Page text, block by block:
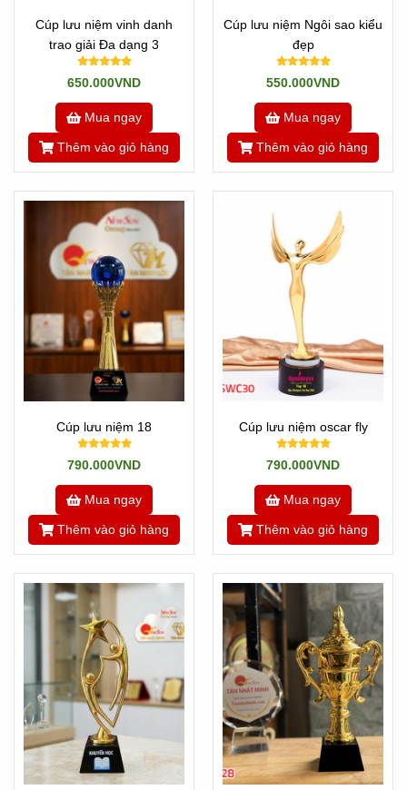
Cúp lưu niệm vinh danh
trao giải Đa dạng 3
650.000VND
Mua ngay
Thêm vào giỏ hàng
Cúp lưu niệm Ngôi sao kiểu
đẹp
550.000VND
Mua ngay
Thêm vào giỏ hàng
Cúp lưu niệm 18
790.000VND
Mua ngay
Thêm vào giỏ hàng
Cúp lưu niệm oscar fly
790.000VND
Mua ngay
Thêm vào giỏ hàng